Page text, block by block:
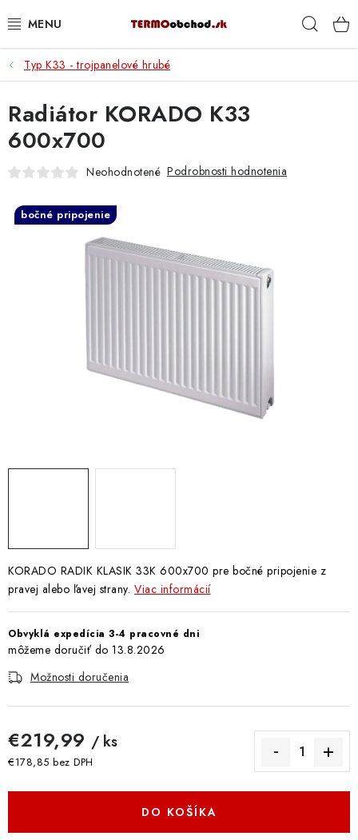
na
VYKUROVANIE
ROZVOD VODY A KÚRENIA
ODPAD A KANALIZÁCIA
PREČO SA OPLATÍ KUPOVAŤ RADIÁTORY KORADO
Doprava a Platba
Typ K33 - trojpanelové hrubé
KORADO RADIK KLASIK 33K 600x700 pre bočné pripojenie z
pravej alebo ľavej strany. Viac informácií
Obvyklá expedícia 3-4 pracovné dni
13.8.2026
Možnosti doručenia
€219,99 / ks
€178,85 bez DPH
DO KOŠÍKA
Radiátor KORADO K33
600x700
Neohodnotené Podrobnosti hodnotenia
bočné pripojenie